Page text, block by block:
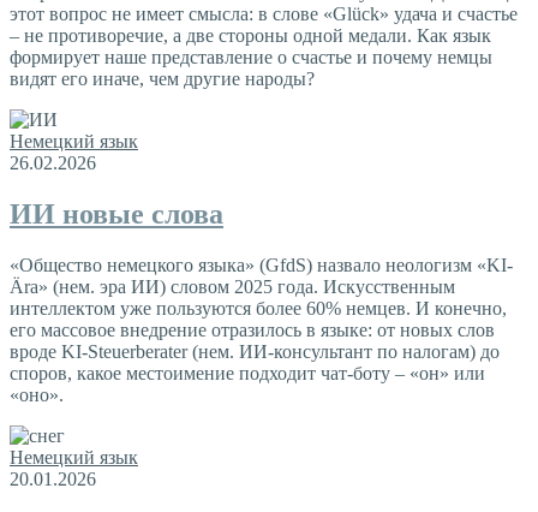
этот вопрос не имеет смысла: в слове «Glück» удача и счастье
– не противоречие, а две стороны одной медали. Как язык
формирует наше представление о счастье и почему немцы
видят его иначе, чем другие народы?
Немецкий язык
26.02.2026
ИИ новые слова
«Общество немецкого языка» (GfdS) назвало неологизм «KI-
Ära» (нем. эра ИИ) словом 2025 года. Искусственным
интеллектом уже пользуются более 60% немцев. И конечно,
его массовое внедрение отразилось в языке: от новых слов
вроде KI-Steuerberater (нем. ИИ-консультант по налогам) до
споров, какое местоимение подходит чат-боту – «он» или
«оно».
Немецкий язык
20.01.2026